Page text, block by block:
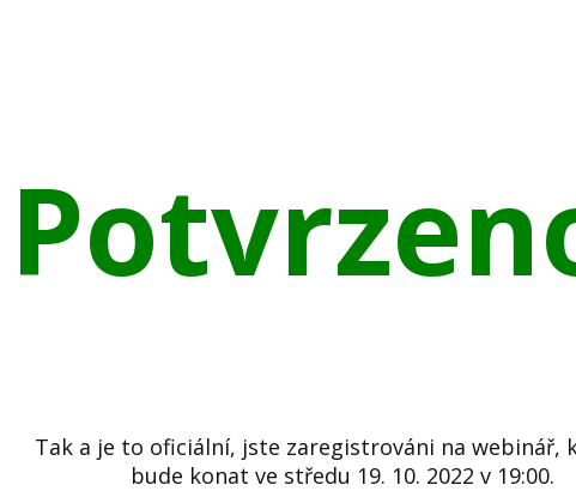
Tak a je to oficiální, jste zaregistrováni na webinář,
bude konat ve středu 19. 10. 2022 v 19:00.